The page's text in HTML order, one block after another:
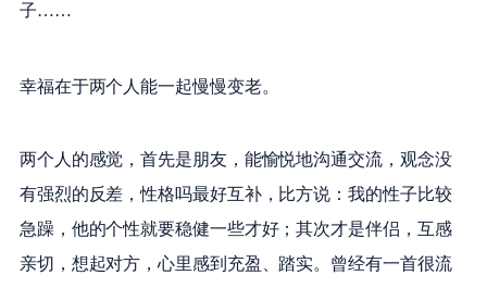
子……
幸福在于两个人能一起慢慢变老。
两个人的感觉，首先是朋友，能愉悦地沟通交流，观念没
有强烈的反差，性格吗最好互补，比方说：我的性子比较
急躁，他的个性就要稳健一些才好；其次才是伴侣，互感
亲切，想起对方，心里感到充盈、踏实。曾经有一首很流